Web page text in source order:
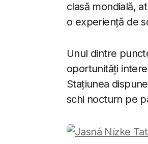
clasă mondială,
o experiență de
Unul dintre
oportunități
Stațiunea
schi nocturn pe